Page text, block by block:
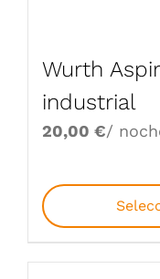
Wurth
industrial
20,00 €/